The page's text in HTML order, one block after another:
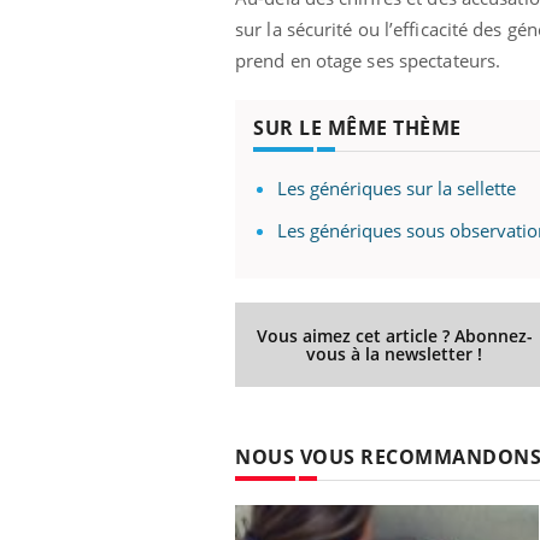
sur la sécurité ou l’efficacité des
prend en otage ses spectateurs.
SUR LE MÊME THÈME
Les génériques sur la sellette
Les génériques sous
Vous aimez cet article ? Abonnez-
vous à la newsletter !
NOUS VOUS RECOMMANDONS